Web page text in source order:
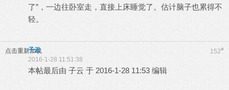
了”，一边往卧室走，直接上床睡觉了。估计脑子也累得不
轻。
点击重新加载 152#
子云
2016-1-28 11:51:38
本帖最后由 子云 于 2016-1-28 11:53 编辑